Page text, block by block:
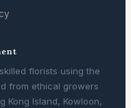
florists using the
from ethical growers
Kong Island, Kowloon,